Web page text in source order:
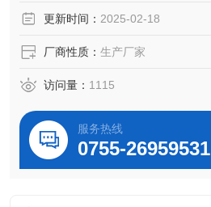
更新时间： 2025-02-18
厂商性质： 生产厂家
访问量： 1115
服务热线
0755-26959531